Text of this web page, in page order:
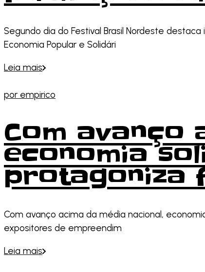
Segundo dia do Festival Brasil Nordeste
Economia Popular e Solidári
Leia mais
por empirico
Com avanço
economia
protagoniza
Com avanço acima da média nacional,
expositores de empreendim
Leia mais